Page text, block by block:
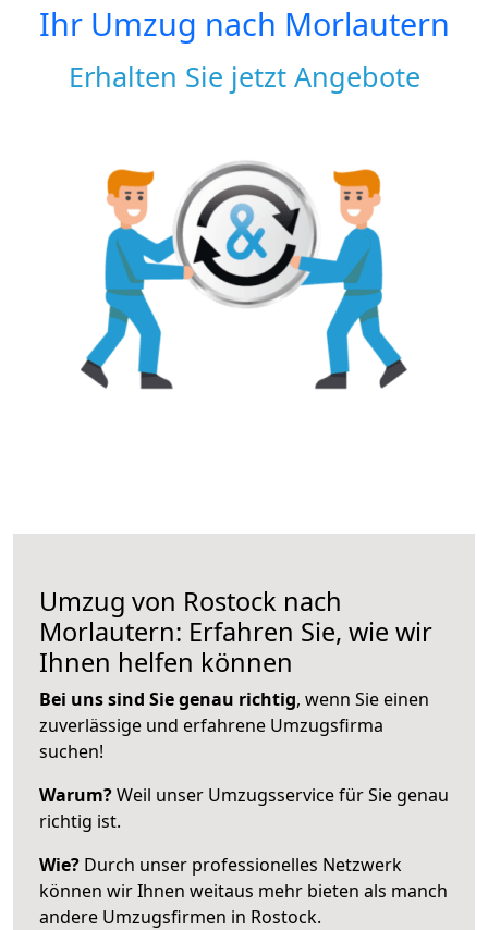
Ihr Umzug nach Morlautern
Erhalten Sie jetzt Angebote
Umzug von Rostock nach
Morlautern: Erfahren Sie, wie wir
Ihnen helfen können
Bei uns sind Sie genau richtig, wenn Sie einen
zuverlässige und erfahrene Umzugsfirma
suchen!
Warum?Weil unser Umzugsservice für Sie genau
richtig ist.
Wie? Durch unser professionelles Netzwerk
können wir Ihnen weitaus mehr bieten als manch
andere Umzugsfirmen in Rostock.